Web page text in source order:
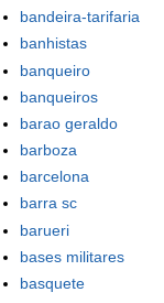
bandeira-tarifaria
banhistas
banqueiro
banqueiros
barao geraldo
barboza
barcelona
barra sc
barueri
bases militares
basquete